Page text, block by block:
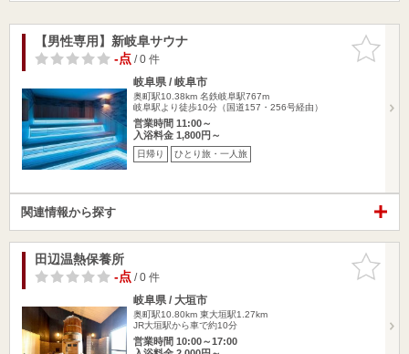
お気に入
りに追加
【男性専用】新岐阜サウナ
-点/ 0 件
岐阜県 / 岐阜市
奥町駅10.38km 名鉄岐阜駅767m
岐阜駅より徒歩10分（国道157・256号経由）
営業時間 11:00～
入浴料金 1,800円～
日帰り ひとり旅・一人旅
関連情報から探す
お気に入
りに追加
田辺温熱保養所
-点/ 0 件
岐阜県 / 大垣市
奥町駅10.80km 東大垣駅1.27km
JR大垣駅から車で約10分
営業時間 10:00～17:00